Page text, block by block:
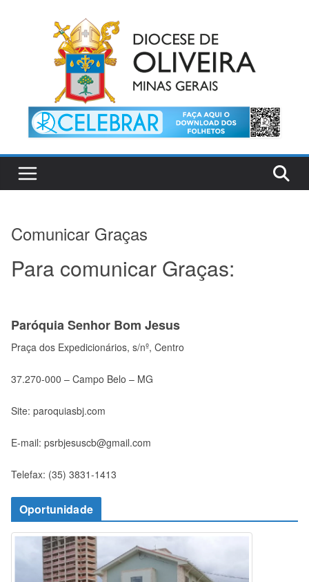
Comunicar Graças
Para comunicar Graças:
Paróquia Senhor Bom Jesus
Praça dos Expedicionários, s/nº, Centro
37.270-000 – Campo Belo – MG
Site: paroquiasbj.com
E-mail: psrbjesuscb@gmail.com
Telefax: (35) 3831-1413
Oportunidade